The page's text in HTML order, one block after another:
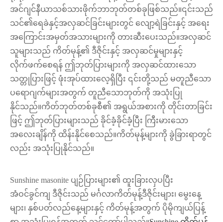
အင်ဂျင်နီယာသစ်သားဖိုက်ဘာဘုတ်တစ်ခုဖြစ်သည်။၎င်းသည်
သင်၏ရေခဲနှင့်အလှဆင်ခြင်းများတွင် လျော့ရဲခြင်းနှင့် အရေး
အကြောင်းအမှတ်အသားများကို တားဆီးပေးသည်။အလှဆင်
သူများသည် ကိတ်မုန့်၏ ဒီဇိုင်းနှင့် အလှဆင်မှုများနှင့်
လိုက်ဖက်စေရန် ဤဘုတ်ပြားများကို အလှဆင်ထားသော
သတ္တုပြားဖြင့် ဖုံးအုပ်ထားလေ့ရှိပြီး ၎င်းတို့သည် မတူညီသော
ပရောဂျက်များအတွက် တူညီသောဘုတ်ကို အသုံးပြု
နိုင်သည်။ကိတ်ဘုတ်တစ်ခုစီ၏ အရွယ်အစားကို တိုင်းတာခြင်း
ဖြင့် ဤဘုတ်ပြားများသည် ခိုင်ခံ့ခိုင်ခံ့ပြီး ကြီးမားသော
အလေးချိန်ကို ထိန်းနိုင်စေသည်။ကိတ်မုန့်များကို ခွဲခြားရာတွင်
လည်း အသုံးပြုနိုင်သည်။
Sunshine masonite ပျဉ်ပြားများ၏ ထူးခြားလှပပြီး
အံဝင်ခွင်ကျ ဒီဇိုင်းသည် မင်္ဂလာကိတ်မုန့်ဒီဇိုင်းများ၊ မွေးနေ့
များ၊ နှစ်ပတ်လည်နေ့များနှင့် ကိတ်မုန့်အတွက် ပိုမိုကျယ်ပြန့်